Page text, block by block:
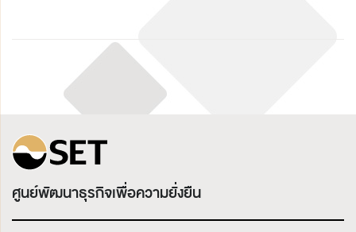
ศูนย์พัฒนาธุรกิจเพื่อความยั่งยืน